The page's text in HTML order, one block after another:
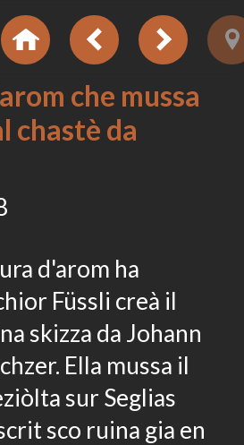
che mussa
chastè da
d'arom ha
Füssli creà il
skizza da Johann
Ella mussa il
sur Seglias
sco ruina gia en